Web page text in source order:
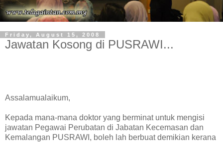
Friday, August 15, 2008
Jawatan Kosong di PUSRAWI...
Assalamualaikum,
Kepada mana-mana doktor yang berminat untuk mengisi
jawatan Pegawai Perubatan di Jabatan Kecemasan dan
Kemalangan PUSRAWI, boleh lah berbuat demikian kerana